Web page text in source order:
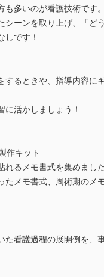
多いのが看護技術です。
ーンを取り上げ、「ど
しです！
るときや、指導内容に
活かしましょう！
作キット
るメモ書式を集めました
メモ書式、周術期のメ
看護過程の展開例を、